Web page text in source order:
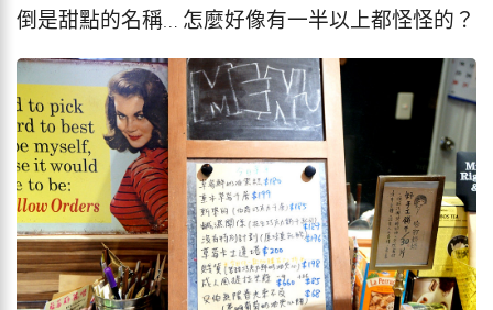
倒是甜點的名稱… 怎麼好像有一半以上都怪怪的？